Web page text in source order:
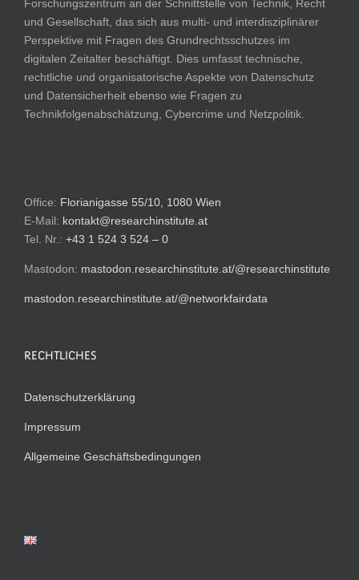
Forschungszentrum an der Schnittstelle von Technik, Recht
und Gesellschaft, das sich aus multi- und interdisziplinärer
Perspektive mit Fragen des Grundrechtsschutzes im
digitalen Zeitalter beschäftigt. Dies umfasst technische,
rechtliche und organisatorische Aspekte von Datenschutz
und Datensicherheit ebenso wie Fragen zu
Technikfolgenabschätzung, Cybercrime und Netzpolitik.
Office: Florianigasse 55/10, 1080 Wien
E-Mail: kontakt@researchinstitute.at
Tel. Nr.: +43 1 524 3 524 – 0
Mastodon: mastodon.researchinstitute.at/@researchinstitute
mastodon.researchinstitute.at/@networkfairdata
RECHTLICHES
Datenschutzerklärung
Impressum
Allgemeine Geschäftsbedingungen